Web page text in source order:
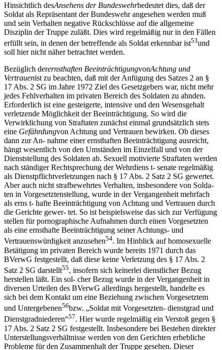
Hinsichtlich desAnsehens der Bundeswehrbedeutet dies, daß der
Soldat als Repräsentant der Bundeswehr angesehen werden muß
und sein Verhalten negative Rückschlüsse auf die allgemeine
Disziplin der Truppe zuläßt. Dies wird regelmäßig nur in den Fällen
erfüllt sein, in denen der betreffende als Soldat erkennbar ist53und
soll hier nicht näher betrachtet werden.
Bezüglich derernsthaften BeeinträchtigungvonAchtung und
Vertrauenist zu beachten, daß mit der Anfügung des Satzes 2 an §
17 Abs. 2 SG im Jahre 1972 Ziel des Gesetzgebers war, nicht mehr
jedes Fehlverhalten im privaten Bereich des Soldaten zu ahnden.
Erforderlich ist eine gesteigerte, intensive und den Wesensgehalt
verletzende Möglichkeit der Beeinträchtigung. So wird die
Verwirklichung von Straftaten zunächst einmal grundsätzlich stets
eine Gefährdungvon Achtung und Vertrauen bewirken. Ob dieses
dann zur An- nahme einer ernsthaften Beeinträchtigung ausreicht,
hängt wesentlich von den Umständen im Einzelfall und von der
Dienststellung des Soldaten ab. Sexuell motivierte Straftaten werden
nach ständiger Rechtsprechung der Wehrdiens t- senate regelmäßig
als Dienstpflichtverletzungen nach § 17 Abs. 2 Satz 2 SG gewertet.
Aber auch nicht strafbewehrtes Verhalten, insbesondere von Solda-
ten in Vorgesetztenstellung, wurde in der Vergangenheit mehrfach
als erns t- hafte Beeinträchtigung von Achtung und Vertrauen durch
die Gerichte gewer- tet. So ist beispielsweise das sich zur Verfügung
stellen für pornographische Aufnahmen durch einen Vorgesetzten
als eine ernsthafte Beeinträchtigung seiner Achtungs- und
Vertrauenswürdigkeit anzusehen54. Im Hinblick auf homosexuelle
Betätigung im privaten Bereich wurde bereits 1971 durch das
BVerwG festgestellt, daß diese keine Verletzung des § 17 Abs. 2
Satz 2 SG darstellt55, insofern sich keinerlei dienstlicher Bezug
herstellen läßt. Ein sol- cher Bezug wurde in der Vergangenheit in
diversen Urteilen des BVerwG allerdings hergestellt, handelte es
sich bei dem Kontakt um eine Beziehung zwischen Vorgesetztem
und Untergebenen56bzw. „Soldat mit Vorgesetzten- dienstgrad und
Dienstgradniederen“57. Hier wurde regelmäßig ein Verstoß gegen §
17 Abs. 2 Satz 2 SG festgestellt. Insbesondere bei Bestehen direkter
Unterstellungsverhältnisse werden von den Gerichten erhebliche
Probleme für den Zusammenhalt der Truppe gesehen. Dieser